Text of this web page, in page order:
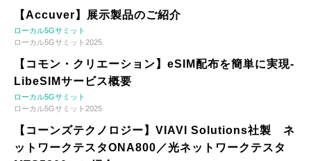
【Accuver】展示製品のご紹介
ローカル5Gサミット
ローカル5Gサミット2025
【コモン・クリエーション】eSIM配布を簡単に実現-
LibeSIMサービス概要
ローカル5Gサミット
ローカル5Gサミット2025
【コーンズテクノロジー】VIAVI Solutions社製 ネ
ットワークテスタONA800／光ネットワークテスタ